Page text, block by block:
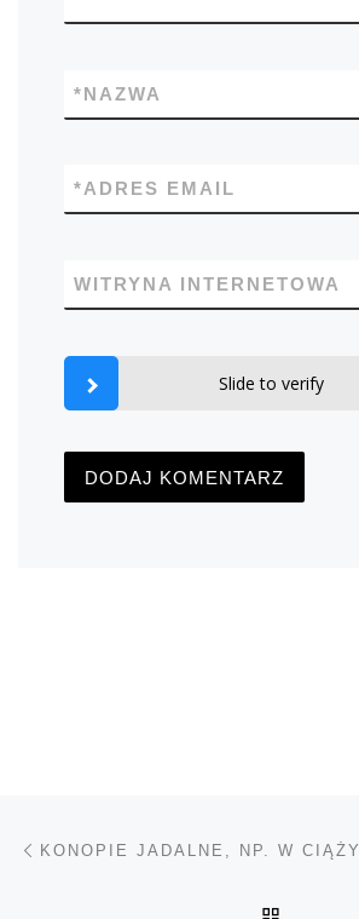
NAZWA
*
ADRES EMAIL
*
WITRYNA INTERNETOWA
Slide to verify
Nawigacja wpisu
KONOPIE JADALNE, NP. W CIĄŻY